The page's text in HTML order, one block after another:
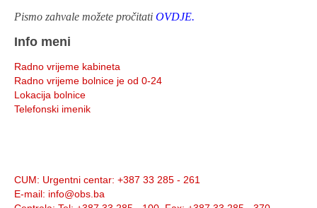
Pismo zahvale možete pročitati OVDJE.
Info meni
Radno vrijeme kabineta
Radno vrijeme bolnice je od 0-24
Lokacija bolnice
Telefonski imenik
CUM: Urgentni centar: +387 33 285 - 261
E-mail: info@obs.ba